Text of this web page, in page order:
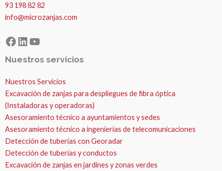
93 198 82 82
info@microzanjas.com
Facebook
LinkedIn
YouTube
Nuestros servicios
Nuestros Servicios
Excavación de zanjas para despliegues de fibra óptica
(Instaladoras y operadoras)
Asesoramiento técnico a ayuntamientos y sedes
Asesoramiento técnico a ingenierías de telecomunicaciones
Detección de tuberías con Georadar
Detección de tuberías y conductos
Excavación de zanjas en jardines y zonas verdes